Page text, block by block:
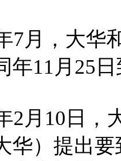
，大华和
年11月25
10日，大
华）提出